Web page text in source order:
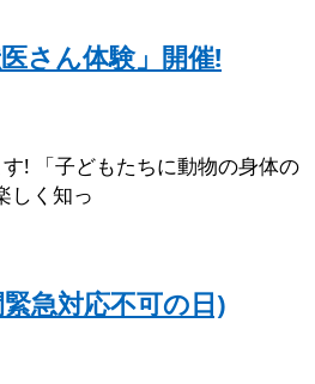
さん体験」開催!
! 「子どもたちに動物の身体の
しく知っ
急対応不可の日)